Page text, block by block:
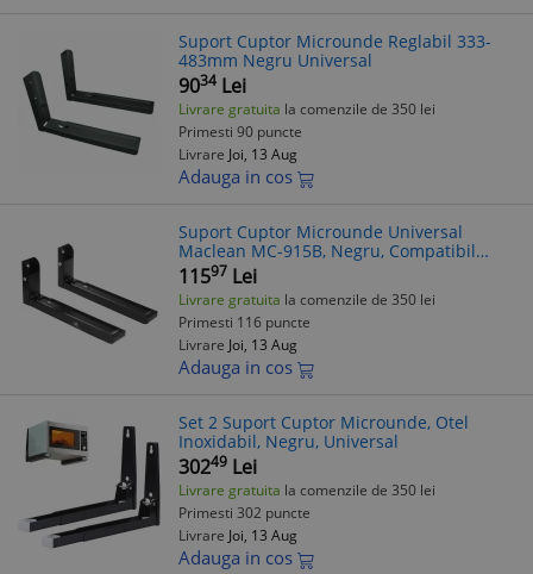
Suport Cuptor Microunde Reglabil 333-
483mm Negru Universal
9034 Lei
Livrare gratuita la comenzile de 350 lei
Primesti 90 puncte
Livrare Joi, 13 Aug
Adauga in cos
Suport Cuptor Microunde Universal
Maclean MC-915B, Negru, Compatibil
Diverse Modele
11597 Lei
Livrare gratuita la comenzile de 350 lei
Primesti 116 puncte
Livrare Joi, 13 Aug
Adauga in cos
Set 2 Suport Cuptor Microunde, Otel
Inoxidabil, Negru, Universal
30249 Lei
Livrare gratuita la comenzile de 350 lei
Primesti 302 puncte
Livrare Joi, 13 Aug
Adauga in cos